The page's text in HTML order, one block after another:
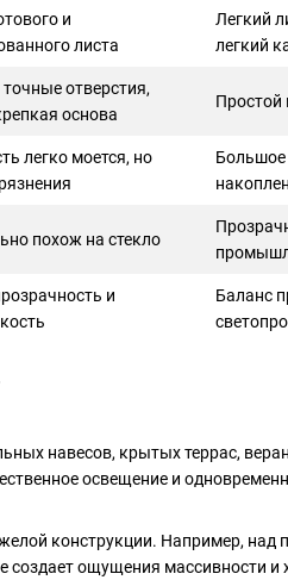
и
листа
Легкий
легкий
отверстия,
основа
Простой
легко моется, но
Большое
похож на стекло
и
Баланс
навесов, крытых террас,
освещение и
конструкции. Например, над
создает ощущения массивности